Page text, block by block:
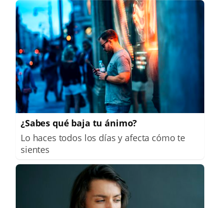
¿Sabes qué baja tu ánimo?
Lo haces todos los días y afecta cómo te
sientes